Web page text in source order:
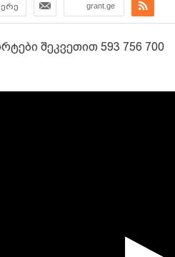
grant.ge
შეკვეთით 593 756 700